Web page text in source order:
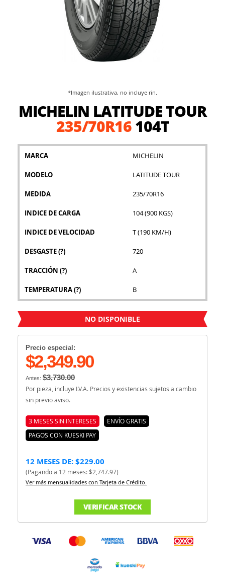
MICHELIN LATITUDE TOUR
235/70R16104T
MARCA MICHELIN
MODELO LATITUDE TOUR
MEDIDA 235/70R16
INDICE DE CARGA 104 (900 KGS)
INDICE DE VELOCIDAD T (190 KM/H)
DESGASTE(?) 720
TRACCIÓN (?) A
TEMPERATURA(?) B
NO DISPONIBLE
Precio especial:
$2,349.90
Antes: $3,730.00
Por pieza, incluye I.V.A. Precios y existencias sujetos a cambio
sin previo aviso.
3 MESES SIN INTERESES
ENVÍO GRATIS
PAGOS CON KUESKI PAY
12 MESES DE: $229.00
(Pagando a 12 meses: $2,747.97)
Ver más mensualidades con Tarjeta de Crédito.
VERIFICAR STOCK
*Imagen ilustrativa, no incluye rin.
galería
imágenes